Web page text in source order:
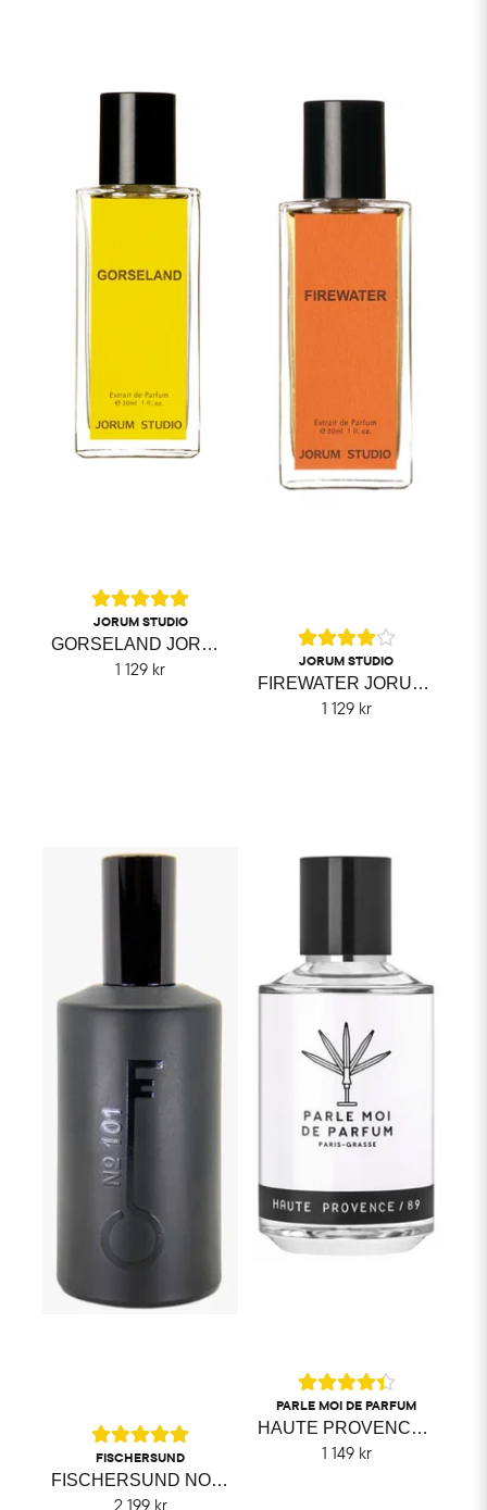
JORUM STUDIO
GORSELAND JORUM STUDIO
1 129 kr JORUM STUDIO
FIREWATER JORUM STUDIO
1 129 kr
FISCHERSUND
FISCHERSUND NO. 101
2 199 kr
PARLE MOI DE PARFUM
HAUTE PROVENCE PARLE MOI DE PARFUM
1 149 kr